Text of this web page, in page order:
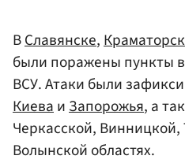
ВСлавянске,
были поражены пункты
ВСУ. Атаки были
КиеваиЗапорожья, а
Черкасской, Винницкой,
Волынской областях.